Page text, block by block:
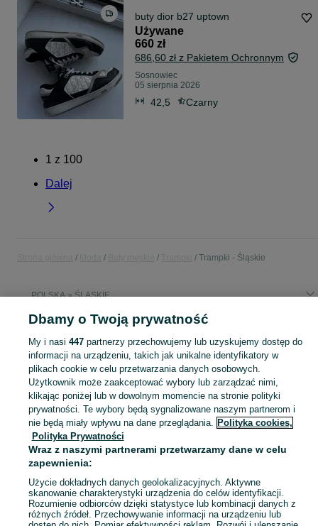
buty dior b27 uptown
Używane
660 zł
686,60 zł z Pakietem Ochronnym
Sosnowiec
05 sierpnia 2026
42,5 Czarny
1 z 100
Dalej
Trampki - Śląskie
POLSKA » ŚLĄSKIE
Szeroki wybór trampek męskich Śląskie ▶️ canvas, skórzane, wysokie i niskie ✅ Nowe i używane w dobrych cenach ☝ Sprawdź ogłoszenia online na OLX.pl!
Mapa kategorii
Mapa miejscowości
Mapa ministron
Popularne wyszukiwania
Dbamy o Twoją prywatność
My i nasi 447partnerzy przechowujemy lub uzyskujemy dostęp do
informacji na urządzeniu, takich jak unikalne identyfikatory w
plikach cookie w celu przetwarzania danych osobowych.
Użytkownik może zaakceptować wybory lub zarządzać nimi,
klikając poniżej lub w dowolnym momencie na stronie polityki
prywatności. Te wybory będą sygnalizowane naszym partnerom i
nie będą miały wpływu na dane przeglądania. Polityka cookies,
Polityka Prywatności
Wraz z naszymi partnerami przetwarzamy dane w celu
zapewnienia:
Użycie dokładnych danych geolokalizacyjnych. Aktywne
skanowanie charakterystyki urządzenia do celów identyfikacji.
Rozumienie odbiorców dzięki statystyce lub kombinacji danych z
różnych źródeł. Przechowywanie informacji na urządzeniu lub